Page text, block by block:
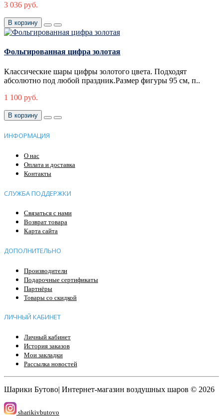
3 036 руб.
В корзину
Фольгированная цифра золотая
Классические шары цифры золотого цвета. Подходят
абсолютно под любой праздник.Размер фигуры 95 см, п..
1 100 руб.
В корзину
ИНФОРМАЦИЯ
О нас
Оплата и доставка
Контакты
СЛУЖБА ПОДДЕРЖКИ
Связаться с нами
Возврат товара
Карта сайта
ДОПОЛНИТЕЛЬНО
Производители
Подарочные сертификаты
Партнёры
Товары со скидкой
ЛИЧНЫЙ КАБИНЕТ
Личный кабинет
История заказов
Мои закладки
Рассылка новостей
Шарики Бутово| Интернет-магазин воздушных шаров © 2026
sharikivbutovo